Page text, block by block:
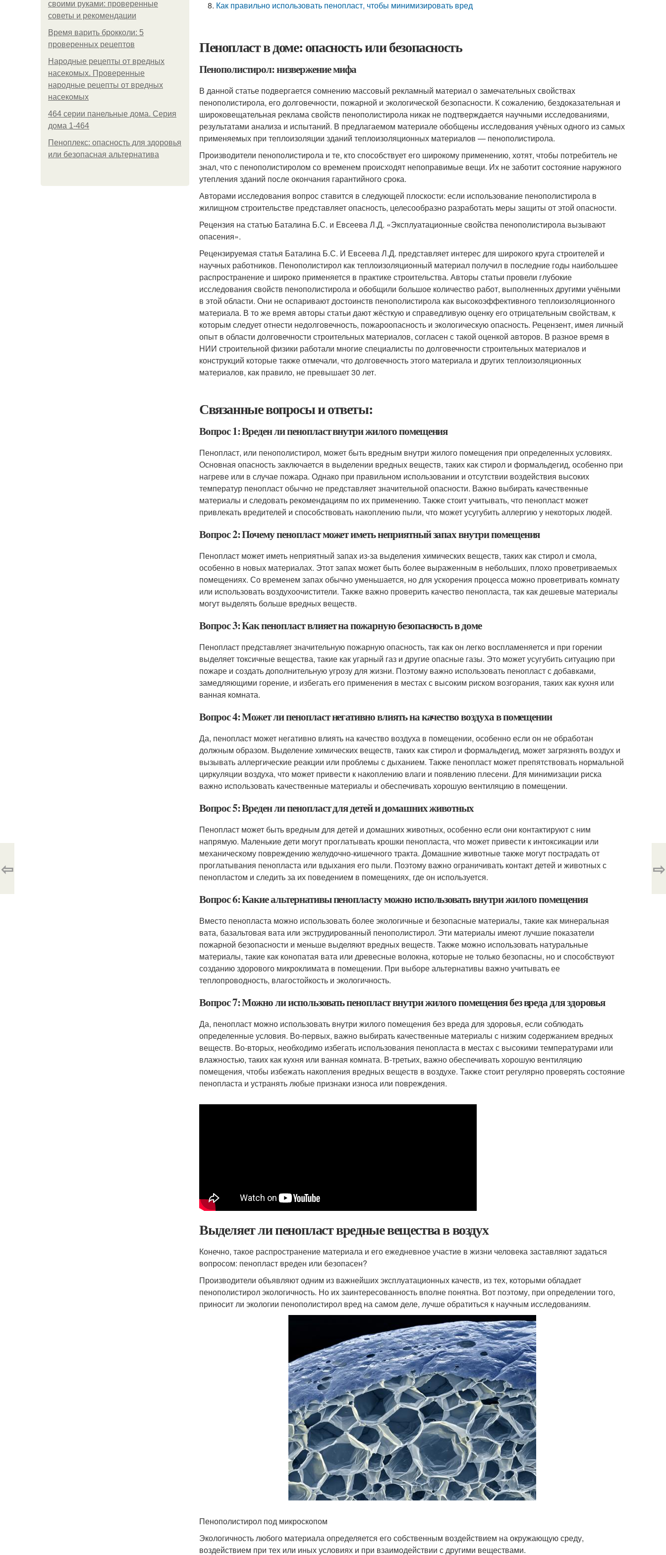
своими руками: проверенные
советы и рекомендации
Время варить брокколи: 5
проверенных рецептов
Народные рецепты от вредных
насекомых. Проверенные
народные рецепты от вредных
насекомых
464 серии панельные дома. Серия
дома 1-464
Пеноплекс: опасность для здоровья
или безопасная альтернатива
Как правильно использовать пенопласт, чтобы минимизировать вред
Пенопласт в доме: опасность или безопасность
Пенополистирол: низвержение мифа
В данной статье подвергается сомнению массовый рекламный материал о замечательных свойствах
пенополистирола, его долговечности, пожарной и экологической безопасности. К сожалению, бездоказательная и
широковещательная реклама свойств пенополистирола никак не подтверждается научными исследованиями,
результатами анализа и испытаний. В предлагаемом материале обобщены исследования учёных одного из самых
применяемых при теплоизоляции зданий теплоизоляционных материалов — пенополистирола.
Производители пенополистирола и те, кто способствует его широкому применению, хотят, чтобы потребитель не
знал, что с пенополистиролом со временем происходят непоправимые вещи. Их не заботит состояние наружного
утепления зданий после окончания гарантийного срока.
Авторами исследования вопрос ставится в следующей плоскости: если использование пенополистирола в
жилищном строительстве представляет опасность, целесообразно разработать меры защиты от этой опасности.
Рецензия на статью Баталина Б.С. и Евсеева Л.Д. «Эксплуатационные свойства пенополистирола вызывают
опасения».
Рецензируемая статья Баталина Б.С. И Евсеева Л.Д. представляет интерес для широкого круга строителей и
научных работников. Пенополистирол как теплоизоляционный материал получил в последние годы наибольшее
распространение и широко применяется в практике строительства. Авторы статьи провели глубокие
исследования свойств пенополистирола и обобщили большое количество работ, выполненных другими учёными
в этой области. Они не оспаривают достоинств пенополистирола как высокоэффективного теплоизоляционного
материала. В то же время авторы статьи дают жёсткую и справедливую оценку его отрицательным свойствам, к
которым следует отнести недолговечность, пожароопасность и экологическую опасность. Рецензент, имея личный
опыт в области долговечности строительных материалов, согласен с такой оценкой авторов. В разное время в
НИИ строительной физики работали многие специалисты по долговечности строительных материалов и
конструкций которые также отмечали, что долговечность этого материала и других теплоизоляционных
материалов, как правило, не превышает 30 лет.
Связанные вопросы и ответы:
Вопрос 1: Вреден ли пенопласт внутри жилого помещения
Пенопласт, или пенополистирол, может быть вредным внутри жилого помещения при определенных условиях.
Основная опасность заключается в выделении вредных веществ, таких как стирол и формальдегид, особенно при
нагреве или в случае пожара. Однако при правильном использовании и отсутствии воздействия высоких
температур пенопласт обычно не представляет значительной опасности. Важно выбирать качественные
материалы и следовать рекомендациям по их применению. Также стоит учитывать, что пенопласт может
привлекать вредителей и способствовать накоплению пыли, что может усугубить аллергию у некоторых людей.
Вопрос 2: Почему пенопласт может иметь неприятный запах внутри помещения
Пенопласт может иметь неприятный запах из-за выделения химических веществ, таких как стирол и смола,
особенно в новых материалах. Этот запах может быть более выраженным в небольших, плохо проветриваемых
помещениях. Со временем запах обычно уменьшается, но для ускорения процесса можно проветривать комнату
или использовать воздухоочистители. Также важно проверить качество пенопласта, так как дешевые материалы
могут выделять больше вредных веществ.
Вопрос 3: Как пенопласт влияет на пожарную безопасность в доме
Пенопласт представляет значительную пожарную опасность, так как он легко воспламеняется и при горении
выделяет токсичные вещества, такие как угарный газ и другие опасные газы. Это может усугубить ситуацию при
пожаре и создать дополнительную угрозу для жизни. Поэтому важно использовать пенопласт с добавками,
замедляющими горение, и избегать его применения в местах с высоким риском возгорания, таких как кухня или
ванная комната.
Вопрос 4: Может ли пенопласт негативно влиять на качество воздуха в помещении
Да, пенопласт может негативно влиять на качество воздуха в помещении, особенно если он не обработан
должным образом. Выделение химических веществ, таких как стирол и формальдегид, может загрязнять воздух и
вызывать аллергические реакции или проблемы с дыханием. Также пенопласт может препятствовать нормальной
циркуляции воздуха, что может привести к накоплению влаги и появлению плесени. Для минимизации риска
важно использовать качественные материалы и обеспечивать хорошую вентиляцию в помещении.
Вопрос 5: Вреден ли пенопласт для детей и домашних животных
Пенопласт может быть вредным для детей и домашних животных, особенно если они контактируют с ним
напрямую. Маленькие дети могут проглатывать крошки пенопласта, что может привести к интоксикации или
механическому повреждению желудочно-кишечного тракта. Домашние животные также могут пострадать от
проглатывания пенопласта или вдыхания его пыли. Поэтому важно ограничивать контакт детей и животных с
пенопластом и следить за их поведением в помещениях, где он используется.
Вопрос 6: Какие альтернативы пенопласту можно использовать внутри жилого помещения
Вместо пенопласта можно использовать более экологичные и безопасные материалы, такие как минеральная
вата, базальтовая вата или экструдированный пенополистирол. Эти материалы имеют лучшие показатели
пожарной безопасности и меньше выделяют вредных веществ. Также можно использовать натуральные
материалы, такие как конопатая вата или древесные волокна, которые не только безопасны, но и способствуют
созданию здорового микроклимата в помещении. При выборе альтернативы важно учитывать ее
теплопроводность, влагостойкость и экологичность.
Вопрос 7: Можно ли использовать пенопласт внутри жилого помещения без вреда для здоровья
Да, пенопласт можно использовать внутри жилого помещения без вреда для здоровья, если соблюдать
определенные условия. Во-первых, важно выбирать качественные материалы с низким содержанием вредных
веществ. Во-вторых, необходимо избегать использования пенопласта в местах с высокими температурами или
влажностью, таких как кухня или ванная комната. В-третьих, важно обеспечивать хорошую вентиляцию
помещения, чтобы избежать накопления вредных веществ в воздухе. Также стоит регулярно проверять состояние
пенопласта и устранять любые признаки износа или повреждения.
Выделяет ли пенопласт вредные вещества в воздух
Конечно, такое распространение материала и его ежедневное участие в жизни человека заставляют задаться
вопросом: пенопласт вреден или безопасен?
Производители объявляют одним из важнейших эксплуатационных качеств, из тех, которыми обладает
пенополистирол экологичность. Но их заинтересованность вполне понятна. Вот поэтому, при определении того,
приносит ли экологии пенополистирол вред на самом деле, лучше обратиться к научным исследованиям.
Пенополистирол под микроскопом
Экологичность любого материала определяется его собственным воздействием на окружающую среду,
воздействием при тех или иных условиях и при взаимодействии с другими веществами.
⇦ ⇨